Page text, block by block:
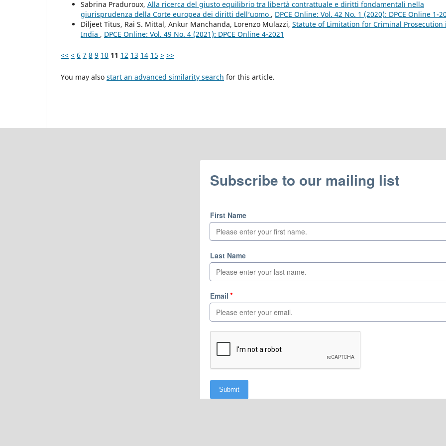
Sabrina Praduroux, Alla ricerca del giusto equilibrio tra libertà contrattuale e diritti fondamentali nella
giurisprudenza della Corte europea dei diritti dell’uomo , DPCE Online: Vol. 42 No. 1 (2020): DPCE Online 1-
Diljeet Titus, Rai S. Mittal, Ankur Manchanda, Lorenzo Mulazzi, Statute of Limitation for Criminal Prosecution
India , DPCE Online: Vol. 49 No. 4 (2021): DPCE Online 4-2021
<< < 6 7 8 9 10 11 12 13 14 15 > >>
You may also start an advanced similarity search for this article.